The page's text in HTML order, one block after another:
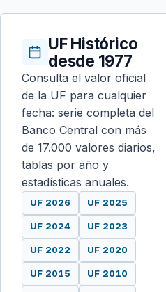
UF Histórico
desde 1977
Consulta el valor oficial
de la UF para cualquier
fecha: serie completa del
Banco Central con más
de 17.000 valores diarios,
tablas por año y
estadísticas anuales.
UF 2026 UF 2025
UF 2024 UF 2023
UF 2022 UF 2020
UF 2015 UF 2010